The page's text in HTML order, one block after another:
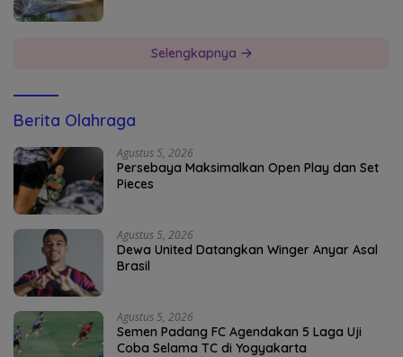
Selengkapnya
Berita Olahraga
Agustus 5, 2026
Persebaya Maksimalkan Open Play dan Set
Pieces
Agustus 5, 2026
Dewa United Datangkan Winger Anyar Asal
Brasil
Agustus 5, 2026
Semen Padang FC Agendakan 5 Laga Uji
Coba Selama TC di Yogyakarta